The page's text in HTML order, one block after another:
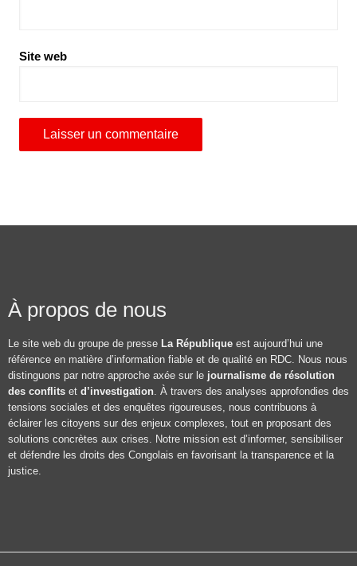
Site web
À propos de nous
Le site web du groupe de presse La République est aujourd’hui une
référence en matière d’information fiable et de qualité en RDC. Nous nous
distinguons par notre approche axée sur le journalisme de résolution
des conflits et d’investigation. À travers des analyses approfondies des
tensions sociales et des enquêtes rigoureuses, nous contribuons à
éclairer les citoyens sur des enjeux complexes, tout en proposant des
solutions concrètes aux crises. Notre mission est d’informer, sensibiliser
et défendre les droits des Congolais en favorisant la transparence et la
justice.